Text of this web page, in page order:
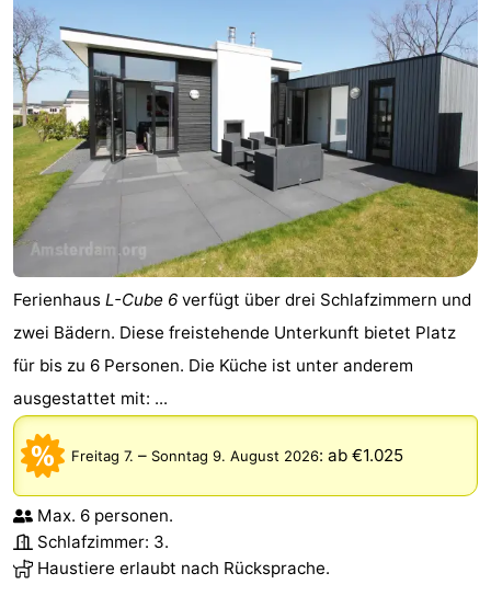
Ferienhaus L-Cube 6 verfügt über drei Schlafzimmern und
zwei Bädern. Diese freistehende Unterkunft bietet Platz
für bis zu 6 Personen. Die Küche ist unter anderem
ausgestattet mit: ...
Freitag 7. – Sonntag 9. August 2026: ab €1.025
Max. 6 personen.
Schlafzimmer: 3.
Haustiere erlaubt nach Rücksprache.